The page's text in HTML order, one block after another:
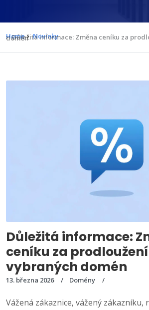
Home Novinky
Důležitá informace: Změna ceníku za prodloužení vybraných domén
Důležitá informace:
ceníku za prodloužení
vybraných domén
13. března 2026 Domény
Vážená zákaznice, vážený zákazníku,